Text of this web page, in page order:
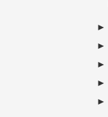
►
►
►
►
►